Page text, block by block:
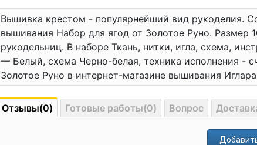
Вышивка крестом - популярнейший вид рукоделия.
вышивания Набор для ягод от Золотое Руно.
рукодельниц. В наборе Ткань, нитки, игла, схема,
— Белый, схема Черно-белая, техника исполнения -
Золотое Руно в интернет-магазине вышивания
Отзывы(0) Готовые работы(0) Вопрос